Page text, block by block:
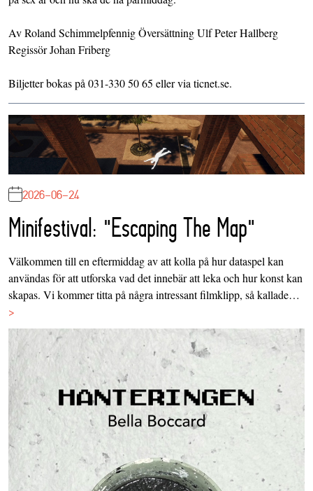
Av Roland Schimmelpfennig Översättning Ulf Peter Hallberg
Regissör Johan Friberg
Biljetter bokas på 031-330 50 65 eller via ticnet.se.
2026-06-24
Minifestival: "Escaping The Map"
Välkommen till en eftermiddag av att kolla på hur dataspel kan
användas för att utforska vad det innebär att leka och hur konst kan
skapas. Vi kommer titta på några intressant filmklipp, så kallade…
>